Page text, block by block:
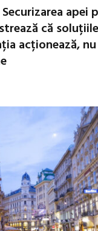
apei
că
acționează,